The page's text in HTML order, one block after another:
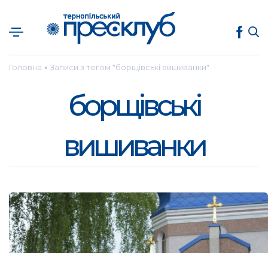
Головна ● Записи з тегом "борщівські вишиванки"
борщівські
вишиванки